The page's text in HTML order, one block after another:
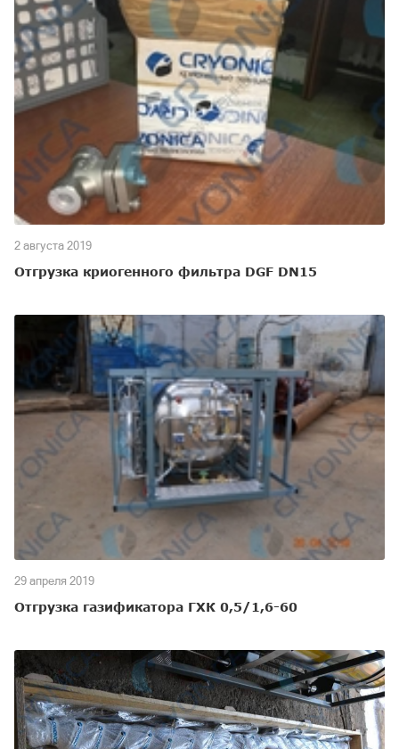
2 августа 2019
Отгрузка криогенного фильтра DGF DN15
29 апреля 2019
Отгрузка газификатора ГХК 0,5/1,6-60